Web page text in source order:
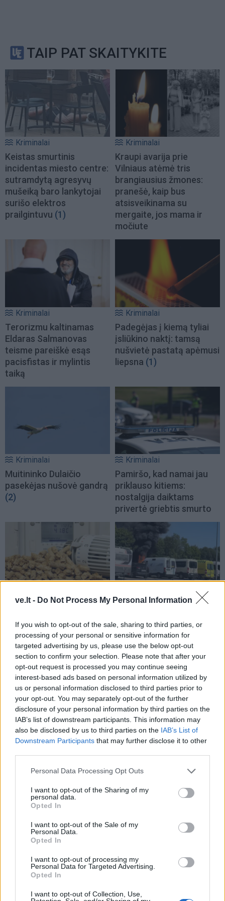
ve.lt - Do Not Process My Personal Information
If you wish to opt-out of the sale, sharing to third parties, or
processing of your personal or sensitive information for
targeted advertising by us, please use the below opt-out
section to confirm your selection. Please note that after your
opt-out request is processed you may continue seeing
interest-based ads based on personal information utilized by
us or personal information disclosed to third parties prior to
your opt-out. You may separately opt-out of the further
disclosure of your personal information by third parties on the
IAB’s list of downstream participants. This information may
also be disclosed by us to third parties on the IAB’s List of
Downstream Participants that may further disclose it to other
Personal Data Processing Opt Outs
I want to opt-out of the Sharing of my
personal data.
Opted In
I want to opt-out of the Sale of my
Personal Data.
Opted In
I want to opt-out of processing my
Personal Data for Targeted Advertising.
Opted In
I want to opt-out of Collection, Use,
TAIP PAT SKAITYKITE
Kriminalai
Keistas smurtinis
incidentas miesto centre:
sutramdytą agresyvų
mušeiką baro lankytojai
surišo elektros
prailgintuvu (1)
Kriminalai
Kraupi avarija prie
Vilniaus atėmė tris
brangiausius žmones:
pranešė, kaip bus
atsisveikinama su
mergaite, jos mama ir
močiute
Kriminalai
Terorizmu kaltinamas
Eldaras Salmanovas
teisme pareiškė esąs
pacisfistas ir mylintis
taiką
Kriminalai
Padegėjas į kiemą tyliai
įsliūkino naktį: tamsą
nušvietė pastatą apėmusi
liepsna (1)
Kriminalai
Muitininko Dulaičio
pasekėjas nušovė gandrą
(2)
Kriminalai
Pamiršo, kad namai jau
priklauso kitiems:
nostalgija daiktams
privertė griebtis smurto
Kriminalai
naudojasi dėl kietojo kuro
kilusiu ažiotažu
Kriminalai
pardavimo aikštelėje:
sudegė ne tik namelis ant
ratų
NAUJI